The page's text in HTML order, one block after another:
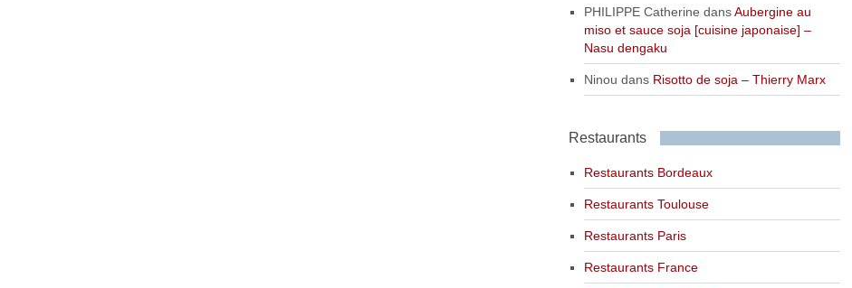
PHILIPPE Catherine dansAubergine au
miso et sauce soja [cuisine japonaise] –
Nasu dengaku
Ninou dans Risotto de soja – Thierry Marx
Restaurants
Restaurants Bordeaux
Restaurants Toulouse
Restaurants Paris
Restaurants France